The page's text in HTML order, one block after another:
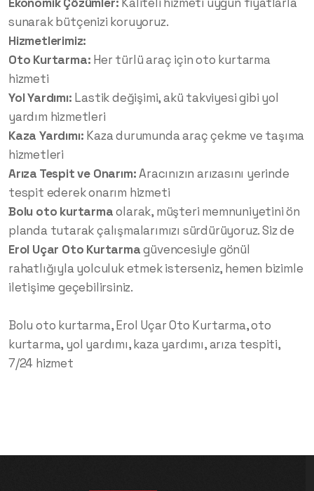
sunarak bütçenizi koruyoruz.
Hizmetlerimiz:
Oto Kurtarma: Her türlü araç için oto kurtarma
hizmeti
Yol Yardımı: Lastik değişimi, akü takviyesi gibi yol
yardım hizmetleri
Kaza Yardımı: Kaza durumunda araç çekme ve taşıma
hizmetleri
Arıza Tespit ve Onarım:Aracınızın arızasını yerinde
tespit ederek onarım hizmeti
Bolu oto kurtarmaolarak, müşteri memnuniyetini ön
planda tutarak çalışmalarımızı sürdürüyoruz. Siz de
Erol Uçar Oto Kurtarmagüvencesiyle gönül
rahatlığıyla yolculuk etmek isterseniz, hemen bizimle
iletişime geçebilirsiniz.
Bolu oto kurtarma, Erol Uçar Oto Kurtarma, oto
kurtarma, yol yardımı, kaza yardımı, arıza tespiti,
7/24 hizmet